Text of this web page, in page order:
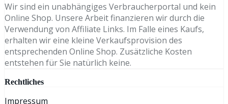
Wir sind ein unabhängiges Verbraucherportal und kein
Online Shop. Unsere Arbeit finanzieren wir durch die
Verwendung von Affiliate Links. Im Falle eines Kaufs,
erhalten wir eine kleine Verkaufsprovision des
entsprechenden Online Shop. Zusätzliche Kosten
entstehen für Sie natürlich keine.
Rechtliches
Impressum